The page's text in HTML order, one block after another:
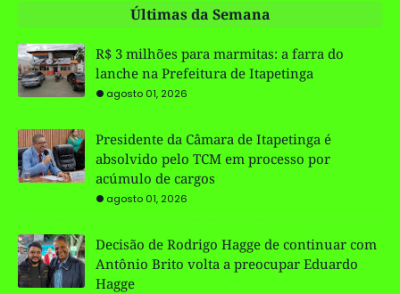
Últimas da Semana
R$ 3 milhões para marmitas: a farra do
lanche na Prefeitura de Itapetinga
agosto 01, 2026
Presidente da Câmara de Itapetinga é
absolvido pelo TCM em processo por
acúmulo de cargos
agosto 01, 2026
Decisão de Rodrigo Hagge de continuar com
Antônio Brito volta a preocupar Eduardo
Hagge